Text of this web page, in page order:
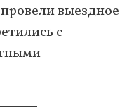
выездное
с